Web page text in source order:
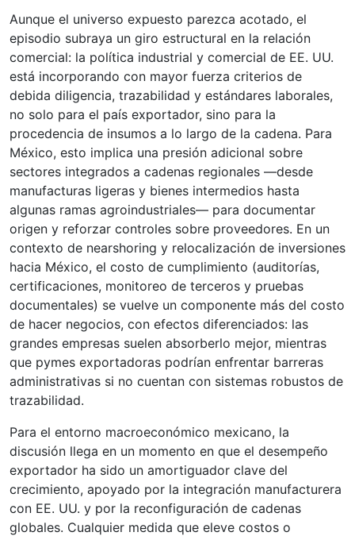
Aunque el universo expuesto parezca acotado, el
episodio subraya un giro estructural en la relación
comercial: la política industrial y comercial de EE. UU.
está incorporando con mayor fuerza criterios de
debida diligencia, trazabilidad y estándares laborales,
no solo para el país exportador, sino para la
procedencia de insumos a lo largo de la cadena. Para
México, esto implica una presión adicional sobre
sectores integrados a cadenas regionales —desde
manufacturas ligeras y bienes intermedios hasta
algunas ramas agroindustriales— para documentar
origen y reforzar controles sobre proveedores. En un
contexto de nearshoring y relocalización de inversiones
hacia México, el costo de cumplimiento (auditorías,
certificaciones, monitoreo de terceros y pruebas
documentales) se vuelve un componente más del costo
de hacer negocios, con efectos diferenciados: las
grandes empresas suelen absorberlo mejor, mientras
que pymes exportadoras podrían enfrentar barreras
administrativas si no cuentan con sistemas robustos de
trazabilidad.
Para el entorno macroeconómico mexicano, la
discusión llega en un momento en que el desempeño
exportador ha sido un amortiguador clave del
crecimiento, apoyado por la integración manufacturera
con EE. UU. y por la reconfiguración de cadenas
globales. Cualquier medida que eleve costos o